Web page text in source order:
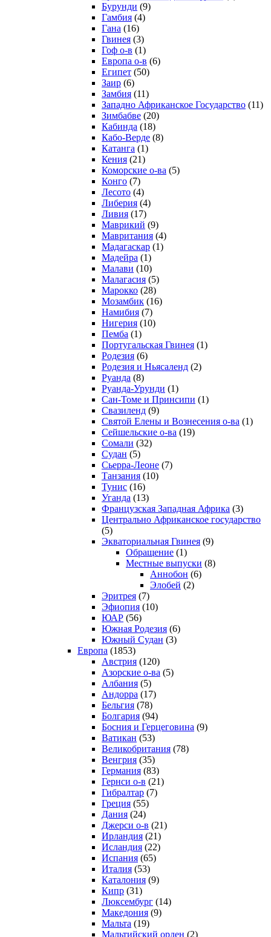
Бурунди (9)
Гамбия (4)
Гана (16)
Гвинея (3)
Гоф о-в (1)
Европа о-в (6)
Египет (50)
Заир (6)
Замбия (11)
Западно Африканское Государство (11)
Зимбабве (20)
Кабинда (18)
Кабо-Верде (8)
Катанга (1)
Кения (21)
Коморcкие о-ва (5)
Конго (7)
Лесото (4)
Либерия (4)
Ливия (17)
Маврикий (9)
Мавритания (4)
Мадагаскар (1)
Мадейра (1)
Малави (10)
Малагасия (5)
Марокко (28)
Мозамбик (16)
Намибия (7)
Нигерия (10)
Пемба (1)
Португальская Гвинея (1)
Родезия (6)
Родезия и Ньясаленд (2)
Руанда (8)
Руанда-Урунди (1)
Сан-Томе и Принсипи (1)
Свазиленд (9)
Святой Елены и Вознесения о-ва (1)
Сейшельские о-ва (19)
Сомали (32)
Судан (5)
Сьерра-Леоне (7)
Танзания (10)
Тунис (16)
Уганда (13)
Французская Западная Африка (3)
Центрально Африканское государство
(5)
Экваториальная Гвинея (9)
Обращение (1)
Местные выпуски (8)
Аннобон (6)
Элобей (2)
Эритрея (7)
Эфиопия (10)
ЮАР (56)
Южная Родезия (6)
Южный Судан (3)
Европа (1853)
Австрия (120)
Азорские о-ва (5)
Албания (5)
Андорра (17)
Бельгия (78)
Болгария (94)
Босния и Герцеговина (9)
Ватикан (53)
Великобритания (78)
Венгрия (35)
Германия (83)
Гернси о-в (21)
Гибралтар (7)
Греция (55)
Дания (24)
Джерси о-в (21)
Ирландия (21)
Исландия (22)
Испания (65)
Италия (53)
Каталония (9)
Кипр (31)
Люксембург (14)
Македония (9)
Мальта (19)
Мальтийский орден (2)